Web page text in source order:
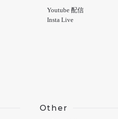
Youtube 配信
Insta Live
Other